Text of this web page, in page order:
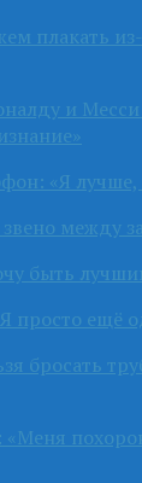
плакать из-
и Месси
«Я лучше,
между
быть
просто ещё
бросать